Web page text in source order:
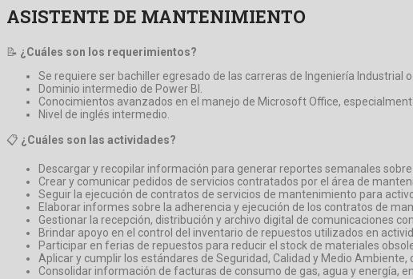
ASISTENTE DE MANTENIMIENTO
📝 ¿Cuáles son los requerimientos?
Se requiere ser bachiller egresado de las carreras de Ingeniería Industrial
Dominio intermedio de Power BI.
Conocimientos avanzados en el manejo de Microsoft Office,
Nivel de inglés intermedio.
📋 ¿Cuáles son las actividades?
Descargar y recopilar información para generar reportes semanales
Crear y comunicar pedidos de servicios contratados por el área de
Seguir la ejecución de contratos de servicios de mantenimiento para
Elaborar informes sobre la adherencia y ejecución de los contratos de
Gestionar la recepción, distribución y archivo digital de comunicaciones
Brindar apoyo en el control del inventario de repuestos utilizados en
Participar en ferias de repuestos para reducir el stock de materiales
Aplicar y cumplir los estándares de Seguridad, Calidad y Medio
Consolidar información de facturas de consumo de gas, agua y energía,